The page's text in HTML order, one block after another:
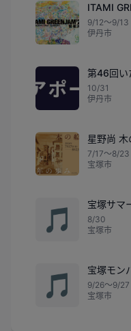
ITAMI
9/12〜9/13
伊丹市
第46回い
10/31
伊丹市
星野尚
7/17〜8/23
宝塚市
🎵
宝塚サマ
8/30
宝塚市
🎵
宝塚モン
9/26〜9/27
宝塚市